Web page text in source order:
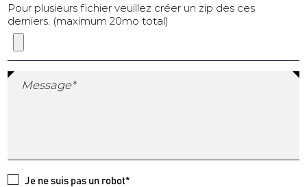
Pour plusieurs fichier veuillez créer un zip des ces
derniers. (maximum 20mo total)
Message*
Je ne suis pas un robot*